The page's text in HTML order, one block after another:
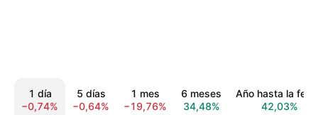
1 día
−0,74%
5 días
−0,64%
1 mes
−19,76%
6 meses
34,48%
Año hasta la
42,03%